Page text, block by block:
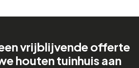
vrijblijvende offerte
houten tuinhuis aan